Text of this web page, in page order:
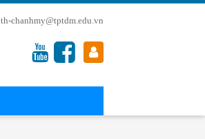
th-chanhmy@tptdm.edu.vn